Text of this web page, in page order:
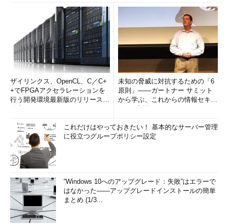
ザイリンクス、OpenCL、C／C+
+でFPGAアクセラレーションを
行う開発環境最新版のリリースを
未知の脅威に対抗するための「6
原則」――ガートナー サミット
から学ぶ、これからの情報セキュ
これだけはやっておきたい！ 基本的なサーバー管理
に役立つグループポリシー設定
“Windows 10へのアップグレード：失敗”はエラーで
はなかった――アップグレードインストールの簡単
まとめ (1/3...